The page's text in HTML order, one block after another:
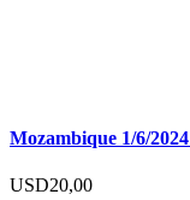
Mozambique 1/6/
USD20,00